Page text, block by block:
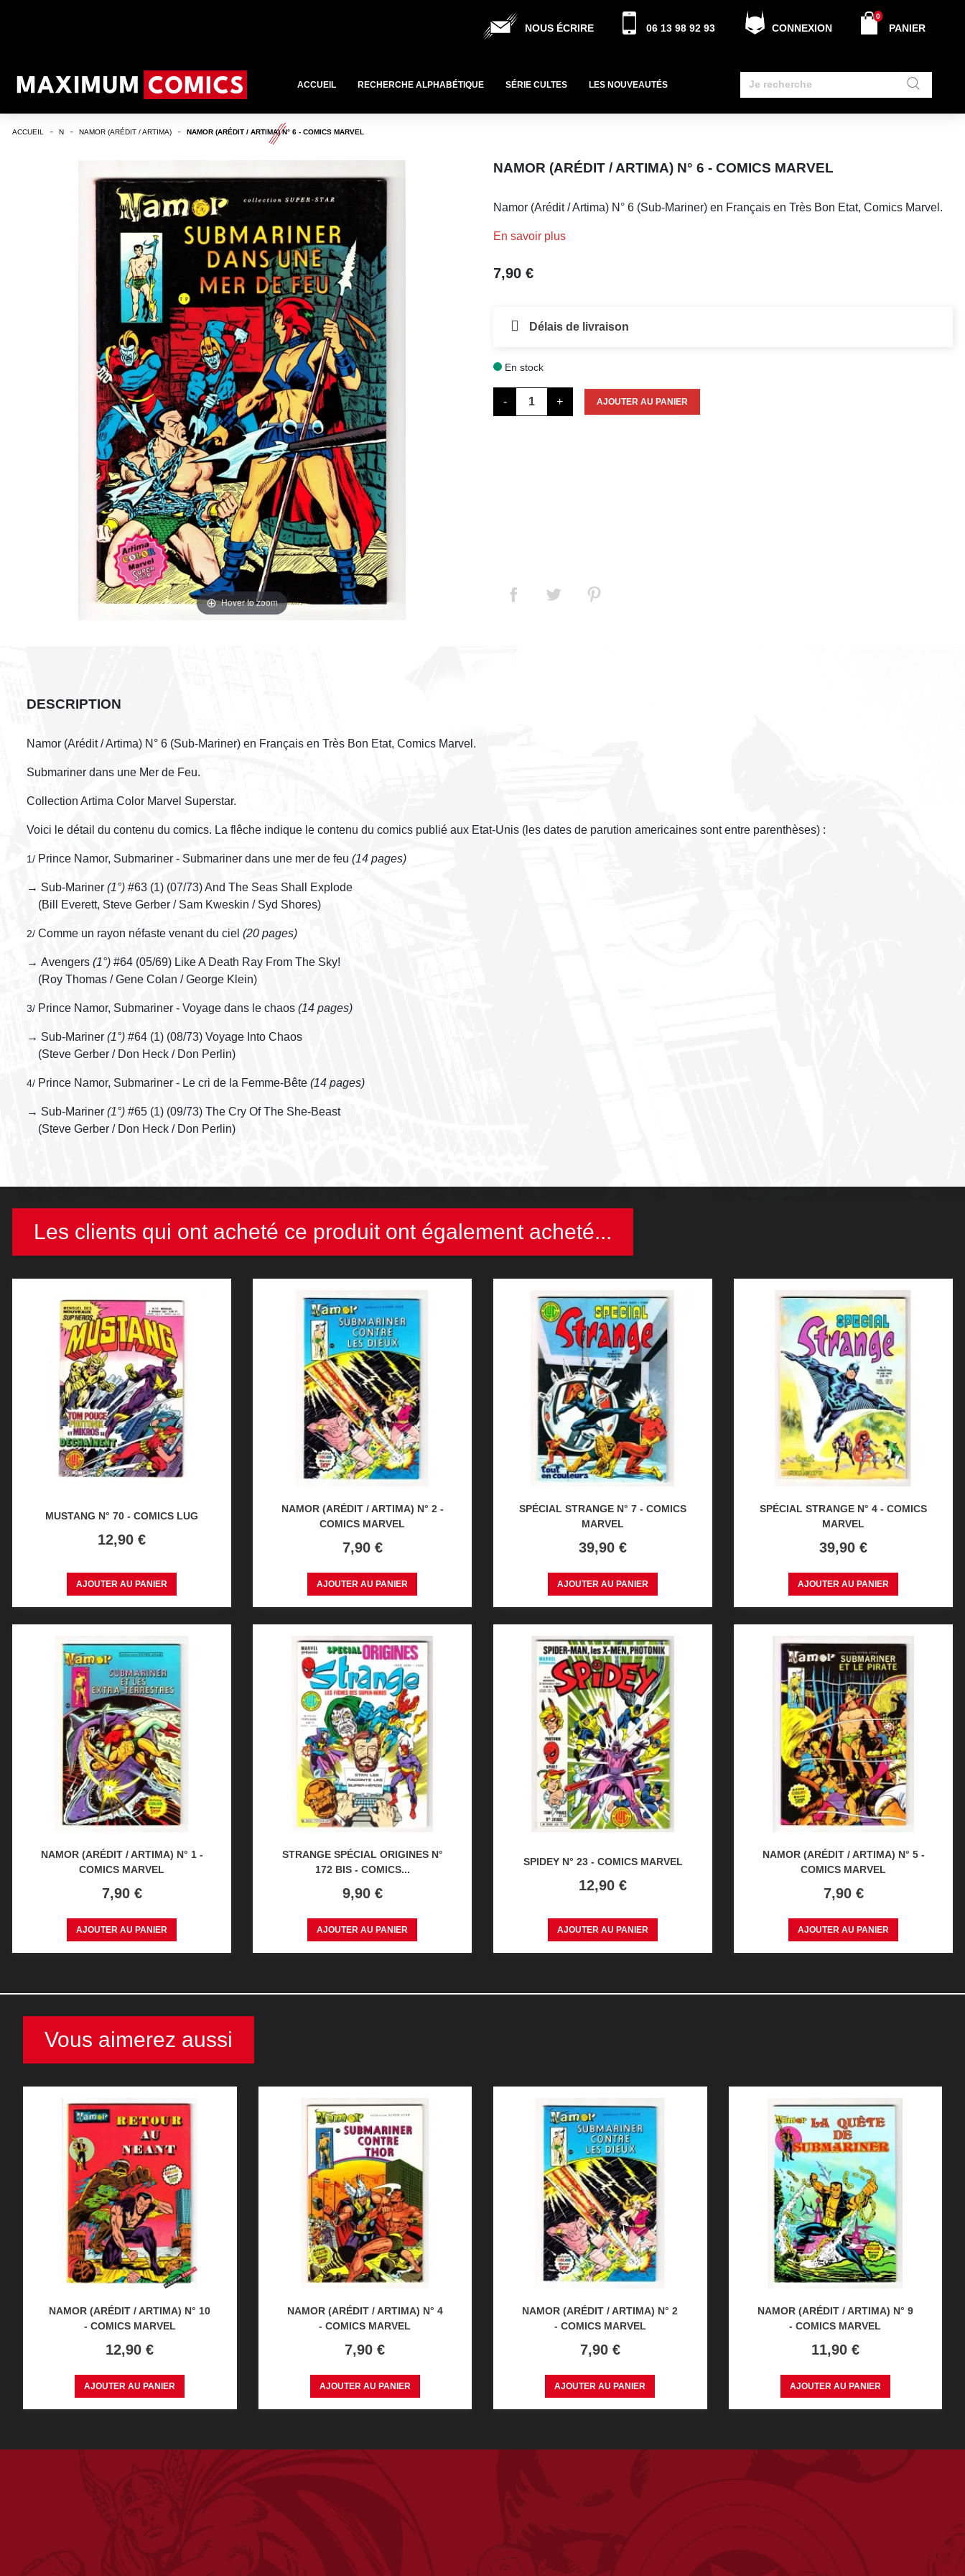
NOUS ÉCRIRE 06 13 98 92 93 CONNEXION PANIER
0
ACCUEIL RECHERCHE ALPHABÉTIQUE SÉRIE CULTES LES NOUVEAUTÉS
ACCUEIL N NAMOR (ARÉDIT / ARTIMA) NAMOR (ARÉDIT / ARTIMA) N° 6 - COMICS MARVEL
Hover to zoom
NAMOR (ARÉDIT / ARTIMA) N° 6 - COMICS MARVEL
Namor (Arédit / Artima) N° 6 (Sub-Mariner) en Français en Très Bon Etat, Comics Marvel.
En savoir plus
7,90 €
Délais de livraison
En stock
- + AJOUTER AU PANIER
DESCRIPTION
Namor (Arédit / Artima) N° 6 (Sub-Mariner) en Français en Très Bon Etat, Comics Marvel.
Submariner dans une Mer de Feu.
Collection Artima Color Marvel Superstar.
Voici le détail du contenu du comics. La flêche indique le contenu du comics publié aux Etat-Unis (les dates de parution americaines sont entre parenthèses) :
1/ Prince Namor, Submariner - Submariner dans une mer de feu (14 pages)
→ Sub-Mariner (1°) #63 (1) (07/73) And The Seas Shall Explode
(Bill Everett, Steve Gerber / Sam Kweskin / Syd Shores)
2/ Comme un rayon néfaste venant du ciel (20 pages)
→ Avengers (1°) #64 (05/69) Like A Death Ray From The Sky!
(Roy Thomas / Gene Colan / George Klein)
3/ Prince Namor, Submariner - Voyage dans le chaos (14 pages)
→ Sub-Mariner (1°) #64 (1) (08/73) Voyage Into Chaos
(Steve Gerber / Don Heck / Don Perlin)
4/ Prince Namor, Submariner - Le cri de la Femme-Bête (14 pages)
→ Sub-Mariner (1°) #65 (1) (09/73) The Cry Of The She-Beast
(Steve Gerber / Don Heck / Don Perlin)
Les clients qui ont acheté ce produit ont également acheté...
MUSTANG N° 70 - COMICS LUG
Prix
12,90 €
AJOUTER AU PANIER
NAMOR (ARÉDIT / ARTIMA) N° 2 -
COMICS MARVEL
Prix
7,90 €
AJOUTER AU PANIER
SPÉCIAL STRANGE N° 7 - COMICS
MARVEL
Prix
39,90 €
AJOUTER AU PANIER
SPÉCIAL STRANGE N° 4 - COMICS
MARVEL
Prix
39,90 €
AJOUTER AU PANIER
NAMOR (ARÉDIT / ARTIMA) N° 1 -
COMICS MARVEL
Prix
7,90 €
AJOUTER AU PANIER
STRANGE SPÉCIAL ORIGINES N°
172 BIS - COMICS...
Prix
9,90 €
AJOUTER AU PANIER
SPIDEY N° 23 - COMICS MARVEL
Prix
12,90 €
AJOUTER AU PANIER
NAMOR (ARÉDIT / ARTIMA) N° 5 -
COMICS MARVEL
Prix
7,90 €
AJOUTER AU PANIER
Vous aimerez aussi
NAMOR (ARÉDIT / ARTIMA) N° 10
- COMICS MARVEL
Prix
12,90 €
AJOUTER AU PANIER
NAMOR (ARÉDIT / ARTIMA) N° 4
- COMICS MARVEL
Prix
7,90 €
AJOUTER AU PANIER
NAMOR (ARÉDIT / ARTIMA) N° 2
- COMICS MARVEL
Prix
7,90 €
AJOUTER AU PANIER
NAMOR (ARÉDIT / ARTIMA) N° 9
- COMICS MARVEL
Prix
11,90 €
AJOUTER AU PANIER